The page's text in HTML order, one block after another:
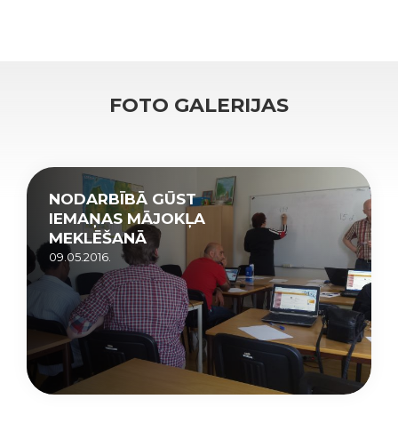
FOTO GALERIJAS
NODARBĪBĀ GŪST
IEMAŅAS MĀJOKĻA
MEKLĒŠANĀ
09.05.2016.